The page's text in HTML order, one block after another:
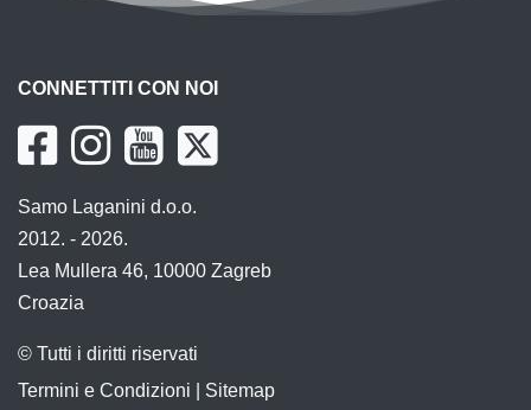
CONNETTITI CON NOI
Samo Laganini d.o.o.
2012. - 2026.
Lea Mullera 46, 10000 Zagreb
Croazia
© Tutti i diritti riservati
Termini e Condizioni
Sitemap